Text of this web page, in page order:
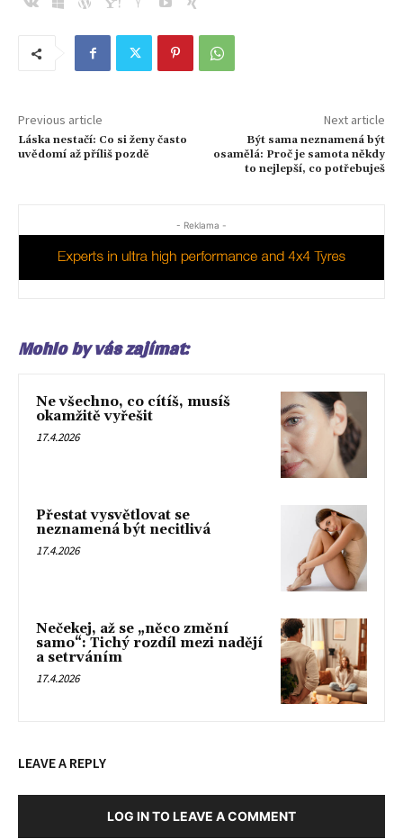
Previous article
Láska nestačí: Co si ženy často
uvědomí až příliš pozdě
Next article
Být sama neznamená být
osamělá: Proč je samota někdy
to nejlepší, co potřebuješ
- Reklama -
Mohlo by vás zajímat:
Ne všechno, co cítíš, musíš
okamžitě vyřešit
17.4.2026
Přestat vysvětlovat se
neznamená být necitlivá
17.4.2026
Nečekej, až se „něco změní
samo“: Tichý rozdíl mezi nadějí
a setrváním
17.4.2026
LEAVE A REPLY
LOG IN TO LEAVE A COMMENT